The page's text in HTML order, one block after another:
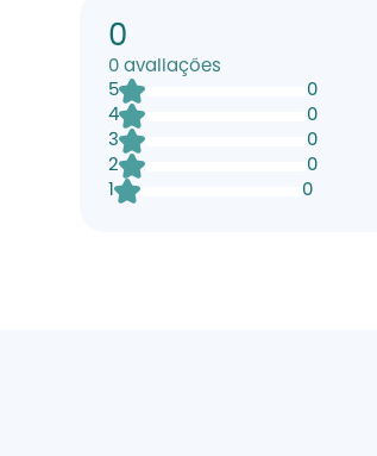
0
0 avaliações
5
0
4
0
3
0
2
0
1
0